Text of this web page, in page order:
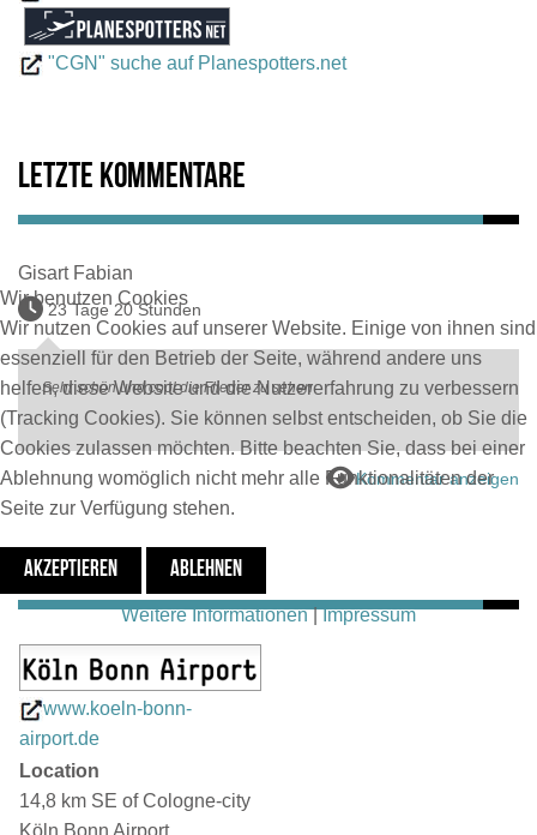
"CGN" suche auf Planespotters.net
Letzte Kommentare
Gisart Fabian
23 Tage 20 Stunden
Sehr schön und cool die Flieger zu sehen
Kommentar anzeigen
CGN Facts
www.koeln-bonn-
airport.de
Location
14,8 km SE of Cologne-city
Wir benutzen Cookies
Wir nutzen Cookies auf unserer Website. Einige von ihnen sind
essenziell für den Betrieb der Seite, während andere uns
helfen, diese Website und die Nutzererfahrung zu verbessern
(Tracking Cookies). Sie können selbst entscheiden, ob Sie die
Cookies zulassen möchten. Bitte beachten Sie, dass bei einer
Ablehnung womöglich nicht mehr alle Funktionalitäten der
Seite zur Verfügung stehen.
AKZEPTIEREN ABLEHNEN
Weitere Informationen|Impressum